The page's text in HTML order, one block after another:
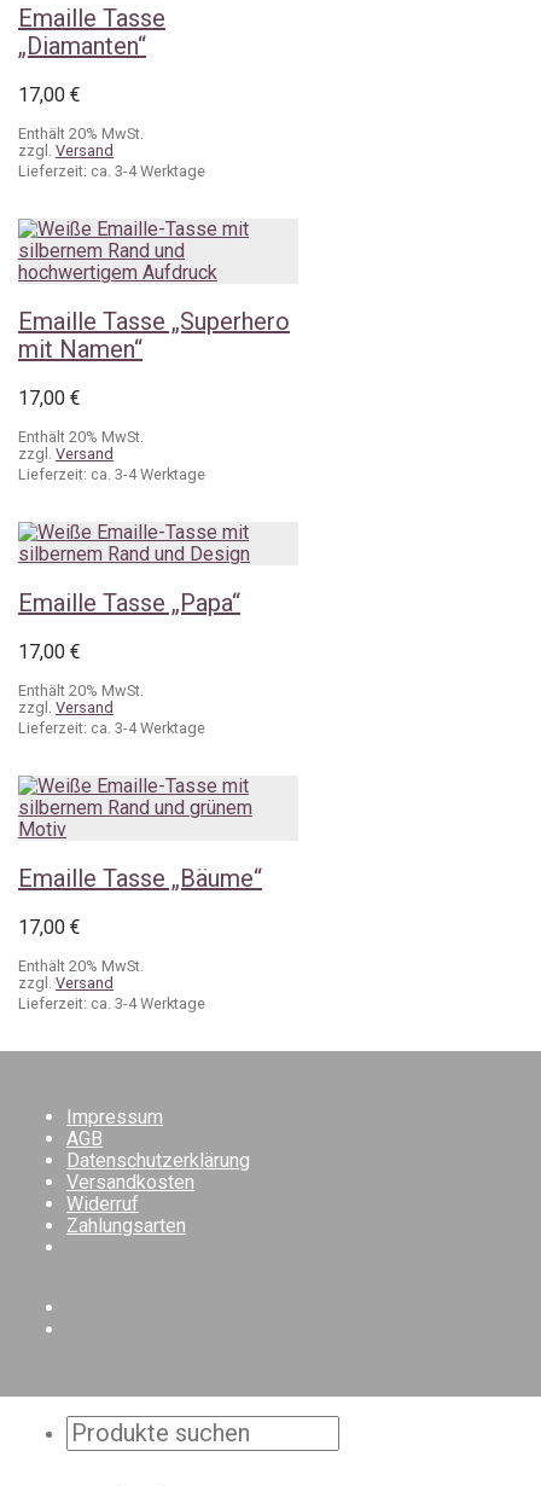
Emaille Tasse
„Diamanten“
17,00 €
Enthält 20% MwSt.
zzgl. Versand
Lieferzeit: ca. 3-4 Werktage
Emaille Tasse „Superhero
mit Namen“
17,00 €
Enthält 20% MwSt.
zzgl. Versand
Lieferzeit: ca. 3-4 Werktage
Emaille Tasse „Papa“
17,00 €
Enthält 20% MwSt.
zzgl. Versand
Lieferzeit: ca. 3-4 Werktage
Emaille Tasse „Bäume“
17,00 €
Enthält 20% MwSt.
zzgl. Versand
Lieferzeit: ca. 3-4 Werktage
Impressum
AGB
Datenschutzerklärung
Versandkosten
Widerruf
Zahlungsarten